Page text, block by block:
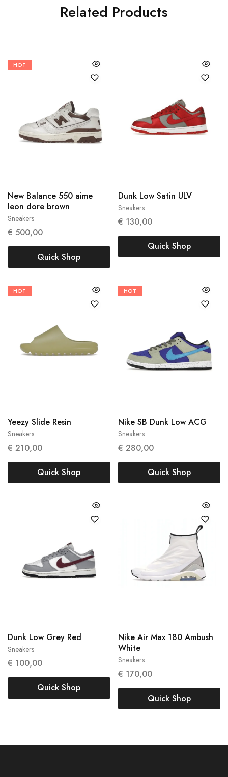
Related Products
HOT
Sneakers
New Balance 550 aime
leon dore brown
€ 500,00
40
Quick Shop
Sneakers
Dunk Low Satin ULV
€ 130,00
38.5
Quick Shop
HOT
Sneakers
Yeezy Slide Resin
€ 210,00
43
Quick Shop
HOT
Sneakers
Nike SB Dunk Low ACG
€ 280,00
36
Quick Shop
Sneakers
Dunk Low Grey Red
€ 100,00
39
Quick Shop
Sneakers
Nike Air Max 180 Ambush
White
€ 170,00
Quick Shop